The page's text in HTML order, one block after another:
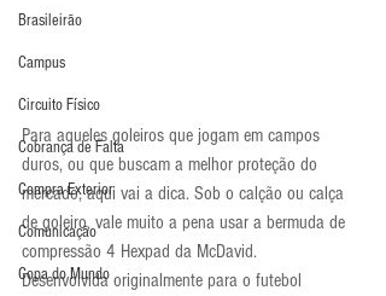
Brasileirão
Campus
Circuito Físico
Cobrança de Falta
Compra Exterior
Comunicação
Copa do Mundo
Para aqueles goleiros que jogam em campos
duros, ou que buscam a melhor proteção do
mercado, aqui vai a dica. Sob o calção ou calça
de goleiro, vale muito a pena usar a bermuda de
compressão 4 Hexpad da McDavid.
Desenvolvida originalmente para o futebol